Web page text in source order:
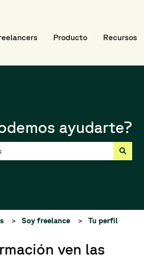
de Mostrar submenú de
Producto Recursos
ayudarte?
Soy freelance Tu perfil
ven las